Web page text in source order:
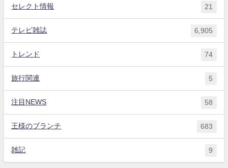
セレクト情報 21
テレビ雑誌 6,905
トレンド 74
旅行関連 5
注目NEWS 58
王様のブランチ 683
雑記 9